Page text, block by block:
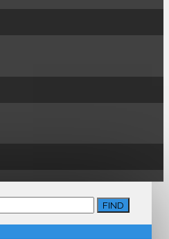
FIND